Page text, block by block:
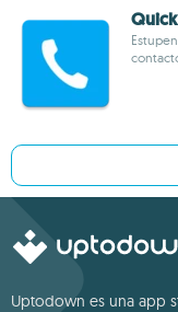
Uptodown es una app